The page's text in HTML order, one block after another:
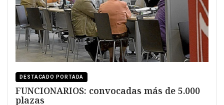
DESTACADO PORTADA
FUNCIONARIOS: convocadas más de 5.000
plazas